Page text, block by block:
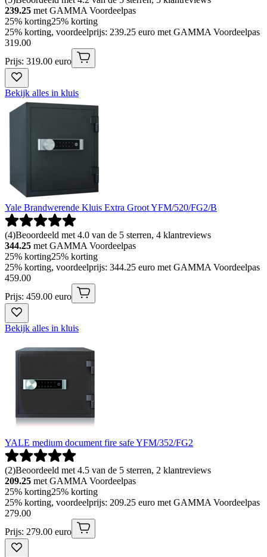
239.25 met GAMMA Voordeelpas
25% korting25% korting
25% korting, voordeelprijs: 239.25 euro met GAMMA Voordeelpas
319.00
Prijs: 319.00 euro
Bekijk alles in kluis
Yale Brandwerende Kluis Extra Groot YFM/520/FG2/B
(4)Beoordeeld met 4.0 van de 5 sterren, 4 klantreviews
344.25 met GAMMA Voordeelpas
25% korting25% korting
25% korting, voordeelprijs: 344.25 euro met GAMMA Voordeelpas
459.00
Prijs: 459.00 euro
Bekijk alles in kluis
YALE medium document fire safe YFM/352/FG2
(2)Beoordeeld met 4.5 van de 5 sterren, 2 klantreviews
209.25 met GAMMA Voordeelpas
25% korting25% korting
25% korting, voordeelprijs: 209.25 euro met GAMMA Voordeelpas
279.00
Prijs: 279.00 euro